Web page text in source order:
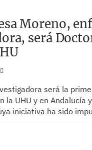
Moreno,
será
será la
la UHU y en Andalucía
iniciativa ha sido